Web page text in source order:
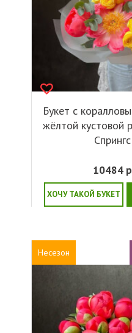
Букет с
жёлтой кустовой
10484
ХОЧУ ТАКОЙ БУКЕТ
Несезон